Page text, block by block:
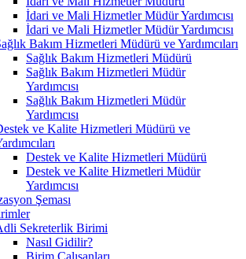
İdari ve Mali Hizmetler Müdür Yardımcısı
İdari ve Mali Hizmetler Müdür Yardımcısı
Bakım Hizmetleri Müdürü ve Yardımcıları
Sağlık Bakım Hizmetleri Müdürü
Sağlık Bakım Hizmetleri Müdür
Yardımcısı
Sağlık Bakım Hizmetleri Müdür
Yardımcısı
ve Kalite Hizmetleri Müdürü ve
Destek ve Kalite Hizmetleri Müdürü
Destek ve Kalite Hizmetleri Müdür
Yardımcısı
Şeması
Sekreterlik Birimi
Nasıl Gidilir?
Birim Çalışanları